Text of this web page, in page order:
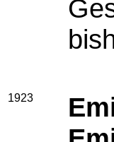
1923